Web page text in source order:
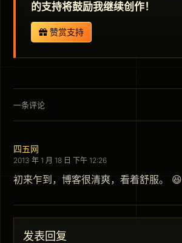
的支持将鼓励我继续创作！
赞赏支持
一条评论
四五网
2013 年 1 月 18 日 下午 12:26
初来乍到，博客很清爽，看着舒服。 😆
发表回复